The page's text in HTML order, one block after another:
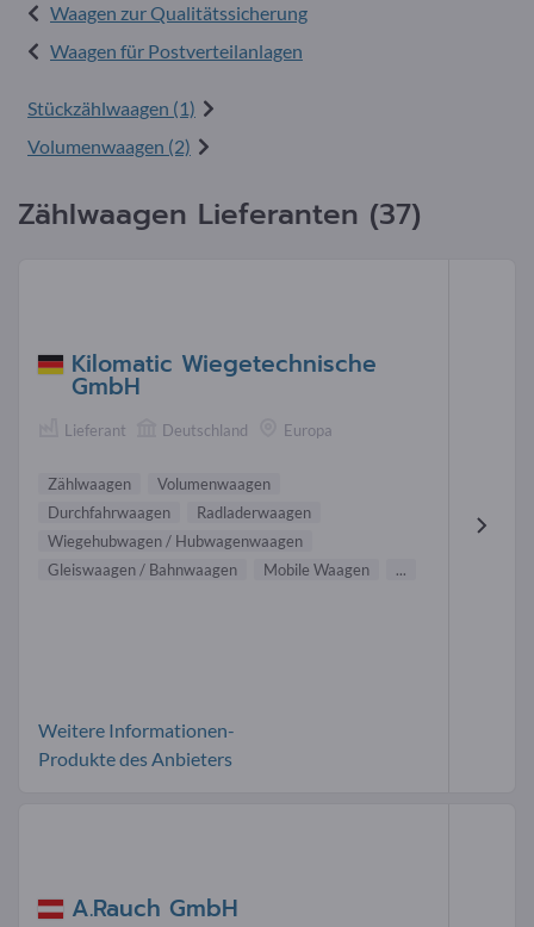
Waagen zur Qualitätssicherung
Waagen für Postverteilanlagen
Stückzählwaagen (1)
Volumenwaagen (2)
Zählwaagen Lieferanten (37)
Kilomatic Wiegetechnische
GmbH
Lieferant Deutschland Europa
Zählwaagen
Volumenwaagen
Durchfahrwaagen
Radladerwaagen
Wiegehubwagen / Hubwagenwaagen
Gleiswaagen / Bahnwaagen
Mobile Waagen ...
Weitere Informationen-
Produkte des Anbieters
A.Rauch GmbH